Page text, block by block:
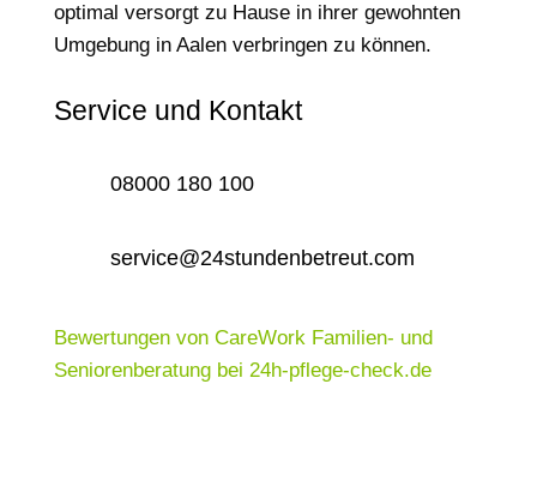
optimal versorgt zu Hause in ihrer gewohnten
Umgebung in Aalen verbringen zu können.
Service und Kontakt
08000 180 100
service@24stundenbetreut.com
Bewertungen von CareWork Familien- und
Seniorenberatung bei 24h-pflege-check.de